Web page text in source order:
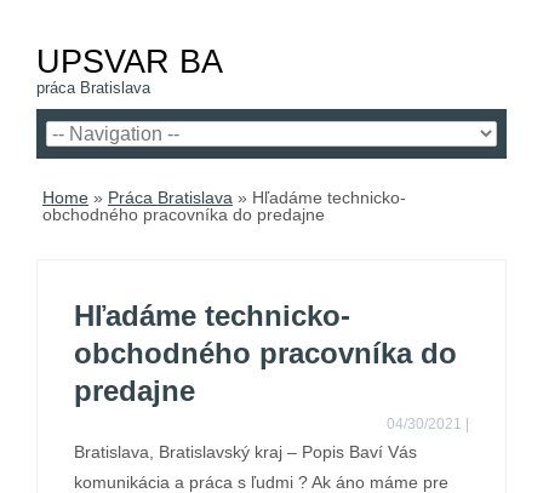
UPSVAR BA
práca Bratislava
Home » Práca Bratislava » Hľadáme technicko-
obchodného pracovníka do predajne
Hľadáme technicko-
obchodného pracovníka do
predajne
04/30/2021
Bratislava, Bratislavský kraj – Popis Baví Vás
komunikácia a práca s ľudmi ? Ak áno máme pre